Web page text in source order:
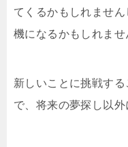
てくるかもしれませ
機になるかもしれませ
新しいことに挑戦す
で、将来の夢探し以外